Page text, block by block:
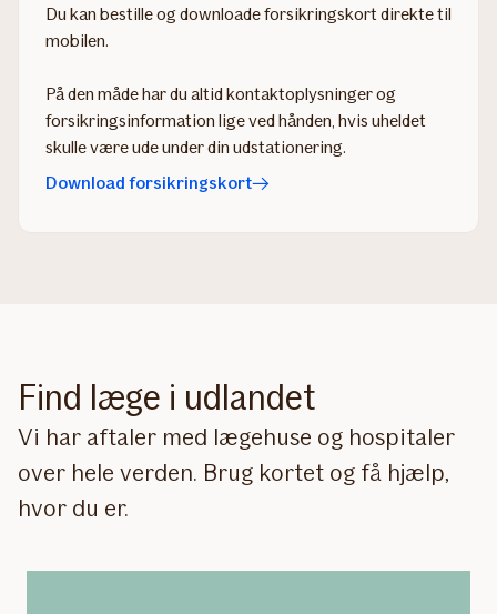
Du kan bestille og downloade forsikringskort direkte til
mobilen.
På den måde har du altid kontaktoplysninger og
forsikringsinformation lige ved hånden, hvis uheldet
skulle være ude under din udstationering.
Download forsikringskort
Find læge i udlandet
Vi har aftaler med lægehuse og hospitaler
over hele verden. Brug kortet og få hjælp,
hvor du er.